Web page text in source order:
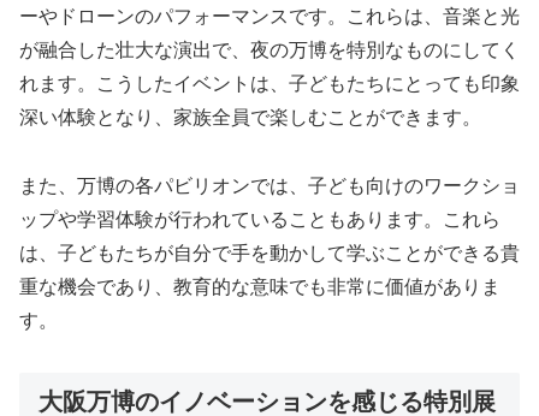
ーやドローンのパフォーマンスです。これらは、音楽と光
が融合した壮大な演出で、夜の万博を特別なものにしてく
れます。こうしたイベントは、子どもたちにとっても印象
深い体験となり、家族全員で楽しむことができます。
また、万博の各パビリオンでは、子ども向けのワークショ
ップや学習体験が行われていることもあります。これら
は、子どもたちが自分で手を動かして学ぶことができる貴
重な機会であり、教育的な意味でも非常に価値がありま
す。
大阪万博のイノベーションを感じる特別展